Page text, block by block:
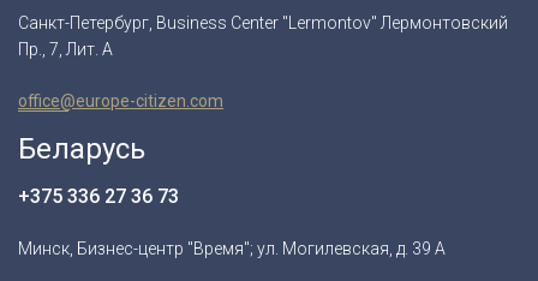
Санкт-Петербург, Business Center "Lermontov" Лермонтовский
Пр., 7, Лит. А
office@europe-citizen.com
Беларусь
+375 336 27 36 73
Минск, Бизнес-центр "Время"; ул. Могилевская, д. 39 А